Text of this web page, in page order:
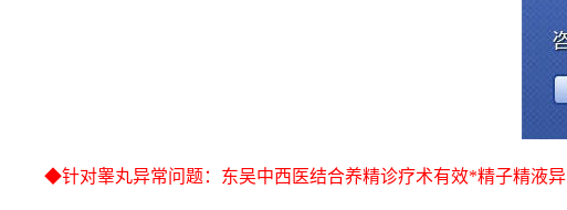
◆针对睾丸异常问题：东吴中西医结合养精诊疗术有效*精子精液